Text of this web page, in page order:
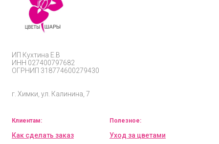
ИП Кухтина Е.В
ИНН 027400797682
ОГРНИП 318774600279430
г. Химки, ул. Калинина, 7
Клиентам:
Как сделать заказ
Полезное:
Уход за цветами